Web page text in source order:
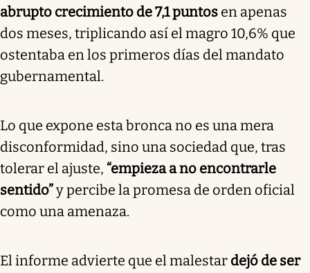
abrupto crecimiento de 7,1 puntos en apenas
dos meses, triplicando así el magro 10,6% que
ostentaba en los primeros días del mandato
gubernamental.
Lo que expone esta bronca no es una mera
disconformidad, sino una sociedad que, tras
tolerar el ajuste, “empieza a no encontrarle
sentido”y percibe la promesa de orden oficial
como una amenaza.
El informe advierte que el malestar dejó de ser